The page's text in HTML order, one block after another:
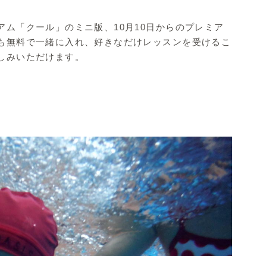
ム「クール」のミニ版、10月10日からのプレミア
料で一緒に入れ、好きなだけレッスンを受けるこ
いただけます。